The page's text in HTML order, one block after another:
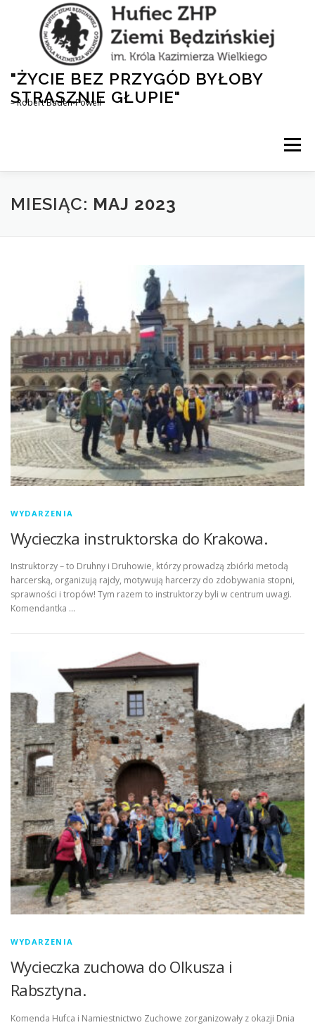
"ŻYCIE BEZ PRZYGÓD BYŁOBY
STRASZNIE GŁUPIE"
– Robert Baden-Powell
Menu
AKTUALNOŚCI HUFIEC
MIESIĄC: MAJ 2023
WYDARZENIA
Wycieczka instruktorska do Krakowa.
Instruktorzy – to Druhny i Druhowie, którzy prowadzą zbiórki metodą
harcerską, organizują rajdy, motywują harcerzy do zdobywania stopni,
sprawności i tropów! Tym razem to instruktorzy byli w centrum uwagi.
Komendantka …
WYDARZENIA
Wycieczka zuchowa do Olkusza i
Rabsztyna.
Komenda Hufca i Namiestnictwo Zuchowe zorganizowały z okazji Dnia